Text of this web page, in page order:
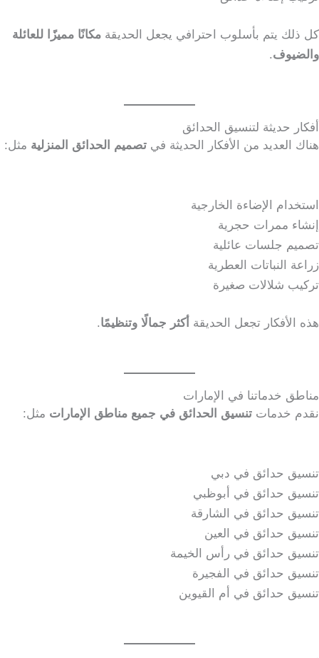
كل ذلك يتم بأسلوب احترافي يجعل الحديقة مكانًا مميزًا للعائلة
والضيوف.
أفكار حديثة لتنسيق الحدائق
هناك العديد من الأفكار الحديثة في تصميم الحدائق المنزلية مثل:
استخدام الإضاءة الخارجية
إنشاء ممرات حجرية
تصميم جلسات عائلية
زراعة النباتات العطرية
تركيب شلالات صغيرة
هذه الأفكار تجعل الحديقة أكثر جمالًا وتنظيمًا.
مناطق خدماتنا في الإمارات
نقدم خدمات تنسيق الحدائق في جميع مناطق الإمارات مثل:
تنسيق حدائق في دبي
تنسيق حدائق في أبوظبي
تنسيق حدائق في الشارقة
تنسيق حدائق في العين
تنسيق حدائق في رأس الخيمة
تنسيق حدائق في الفجيرة
تنسيق حدائق في أم القيوين